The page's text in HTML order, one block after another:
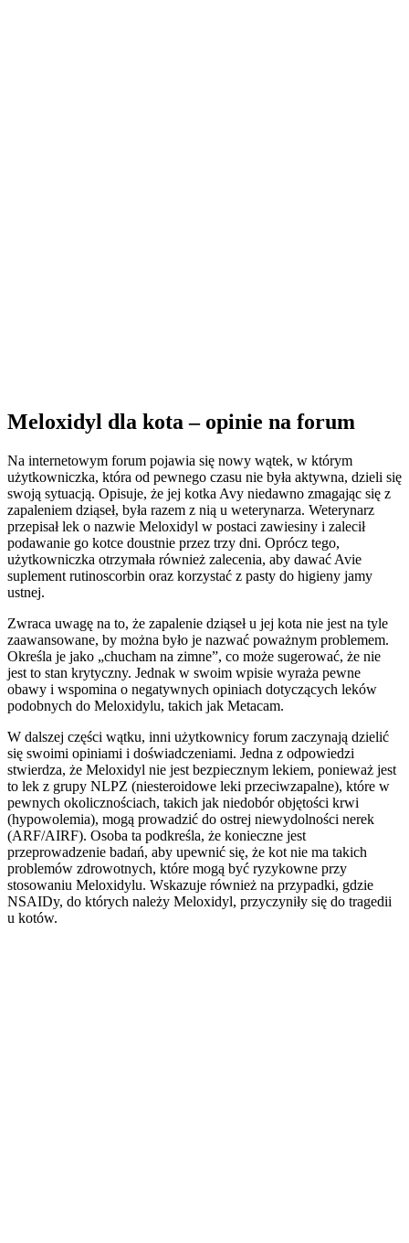
Meloxidyl dla kota – opinie na forum
Na internetowym forum pojawia się nowy wątek, w którym
użytkowniczka, która od pewnego czasu nie była aktywna, dzieli się
swoją sytuacją. Opisuje, że jej kotka Avy niedawno zmagając się z
zapaleniem dziąseł, była razem z nią u weterynarza. Weterynarz
przepisał lek o nazwie Meloxidyl w postaci zawiesiny i zalecił
podawanie go kotce doustnie przez trzy dni. Oprócz tego,
użytkowniczka otrzymała również zalecenia, aby dawać Avie
suplement rutinoscorbin oraz korzystać z pasty do higieny jamy
ustnej.
Zwraca uwagę na to, że zapalenie dziąseł u jej kota nie jest na tyle
zaawansowane, by można było je nazwać poważnym problemem.
Określa je jako „chucham na zimne”, co może sugerować, że nie
jest to stan krytyczny. Jednak w swoim wpisie wyraża pewne
obawy i wspomina o negatywnych opiniach dotyczących leków
podobnych do Meloxidylu, takich jak Metacam.
W dalszej części wątku, inni użytkownicy forum zaczynają dzielić
się swoimi opiniami i doświadczeniami. Jedna z odpowiedzi
stwierdza, że Meloxidyl nie jest bezpiecznym lekiem, ponieważ jest
to lek z grupy NLPZ (niesteroidowe leki przeciwzapalne), które w
pewnych okolicznościach, takich jak niedobór objętości krwi
(hypowolemia), mogą prowadzić do ostrej niewydolności nerek
(ARF/AIRF). Osoba ta podkreśla, że konieczne jest
przeprowadzenie badań, aby upewnić się, że kot nie ma takich
problemów zdrowotnych, które mogą być ryzykowne przy
stosowaniu Meloxidylu. Wskazuje również na przypadki, gdzie
NSAIDy, do których należy Meloxidyl, przyczyniły się do tragedii
u kotów.